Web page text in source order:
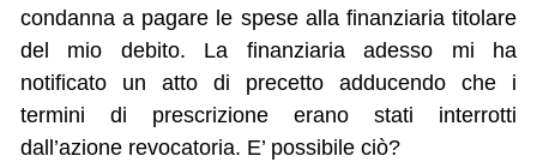
condanna a pagare le spese alla finanziaria titolare
del mio debito. La finanziaria adesso mi ha
notificato un atto di precetto adducendo che i
termini di prescrizione erano stati interrotti
dall’azione revocatoria. E’ possibile ciò?